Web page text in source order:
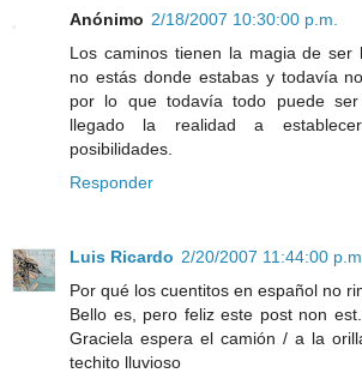
Anónimo 2/18/2007 10:30:00 p.m.
Los caminos tienen la magia de ser
no estás donde estabas y todavía
por lo que todavía todo puede
llegado la realidad a
posibilidades.
Responder
Luis Ricardo 2/20/2007 11:44:00 p.m.
Por qué los cuentitos en español no
Bello es, pero feliz este post non
Graciela espera el camión / a la
techito lluvioso